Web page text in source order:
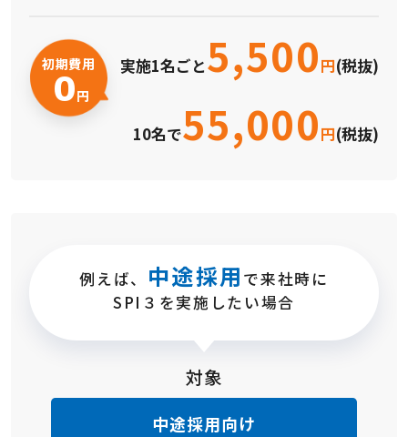
初期費用
0円
実施1名ごと5,500円(税抜)
10名で55,000円(税抜)
例えば、 中途採用 で来社時に
SPI３を実施したい場合
対象
中途採用向け